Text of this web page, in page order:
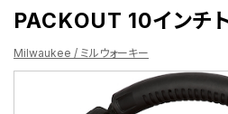
PACKOUT 10インチ
Milwaukee / ミルウォーキー